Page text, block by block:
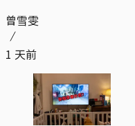
曾雪雯
1 天前